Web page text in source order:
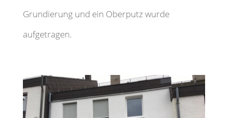
Grundierung und ein Oberputz wurde
aufgetragen.